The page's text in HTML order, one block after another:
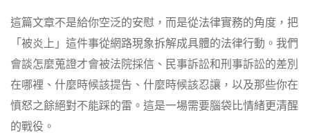
這篇文章不是給你空泛的安慰，而是從法律實務的角度，把
「被炎上」這件事從網路現象拆解成具體的法律行動。我們
會談怎麼蒐證才會被法院採信、民事訴訟和刑事訴訟的差別
在哪裡、什麼時候該提告、什麼時候該忍讓，以及那些你在
憤怒之餘絕對不能踩的雷。這是一場需要腦袋比情緒更清醒
的戰役。